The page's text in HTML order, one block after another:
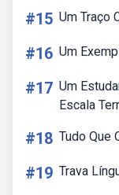
#15 Um Traço
#16 Um
#17 Um
Escala
#18 Tudo Que
#19 Trava